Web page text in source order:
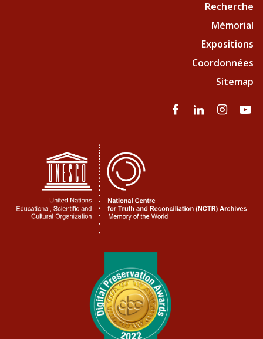
Recherche
Mémorial
Expositions
Coordonnées
Sitemap